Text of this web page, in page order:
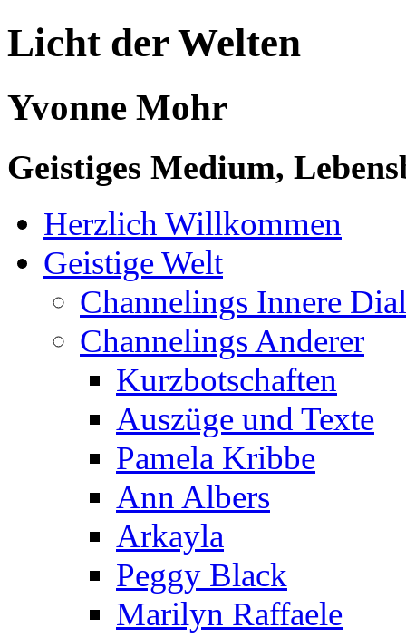
Licht der Welten
Yvonne Mohr
Geistiges Medium,
Herzlich Willkommen
Geistige Welt
Channelings Innere
Channelings Anderer
Kurzbotschaften
Auszüge und Texte
Pamela Kribbe
Ann Albers
Arkayla
Peggy Black
Marilyn Raffaele